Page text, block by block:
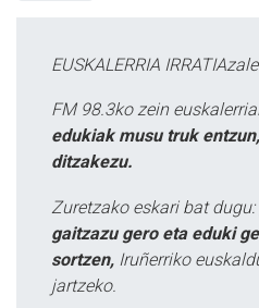
EUSKALERRIA
FM 98.3ko zein
edukiak musu truk
ditzakezu.
Zuretzako eskari bat dugu:
gaitzazu gero eta eduki
sortzen, Iruñerriko
jartzeko.